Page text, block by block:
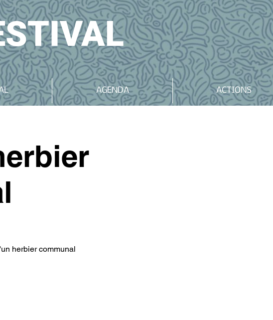
AGENDA ACTIONS
herbier communal